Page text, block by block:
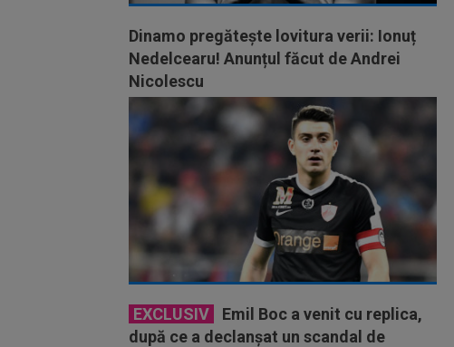
Dinamo pregătește lovitura verii: Ionuț
Nedelcearu! Anunțul făcut de Andrei
Nicolescu
EXCLUSIV
Emil Boc a venit cu replica,
după ce a declanșat un scandal de